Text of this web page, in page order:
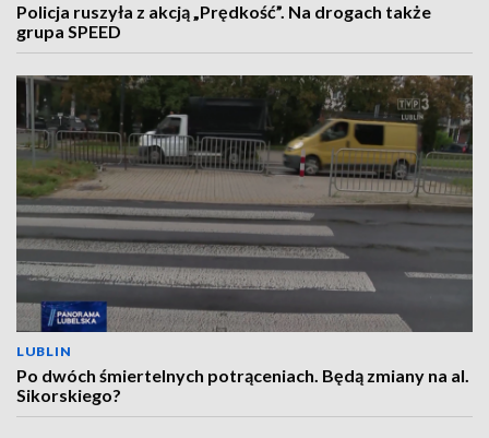
Policja ruszyła z akcją „Prędkość”. Na drogach także
grupa SPEED
LUBLIN
Po dwóch śmiertelnych potrąceniach. Będą zmiany na al.
Sikorskiego?